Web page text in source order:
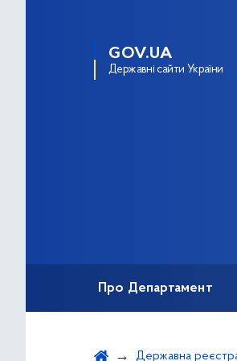
GOV.UA
Державні сайти України
Про Департамент